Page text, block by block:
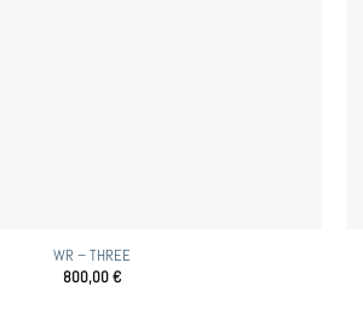
WR – THREE
800,00€